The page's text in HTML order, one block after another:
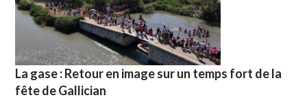
La gase : Retour en image sur un temps fort de la
fête de Gallician